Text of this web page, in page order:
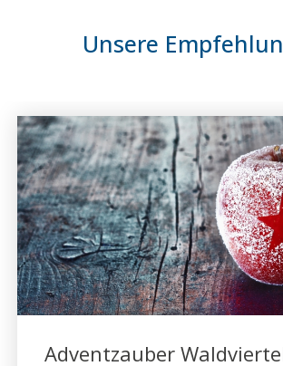
Unsere
Adventzauber